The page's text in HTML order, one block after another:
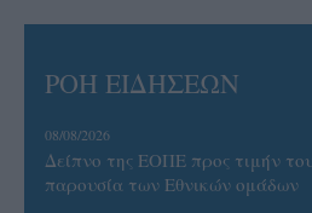
ΡΟΗ ΕΙΔΗΣΕΩΝ
08/08/2026
Δείπνο της ΕΟΠΕ προς τιμήν
παρουσία των Εθνικών ομάδων